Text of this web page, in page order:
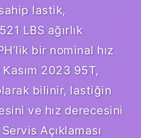
lastik,
LBS ağırlık
bir nominal hız
Kasım 2023 95T,
bilinir, lastiğin
ve hız derecesini
Açıklaması